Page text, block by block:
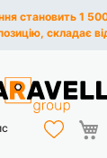
становить 1
складає